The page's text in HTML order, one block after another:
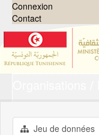
Connexion
Contact
GroupesJeu de données